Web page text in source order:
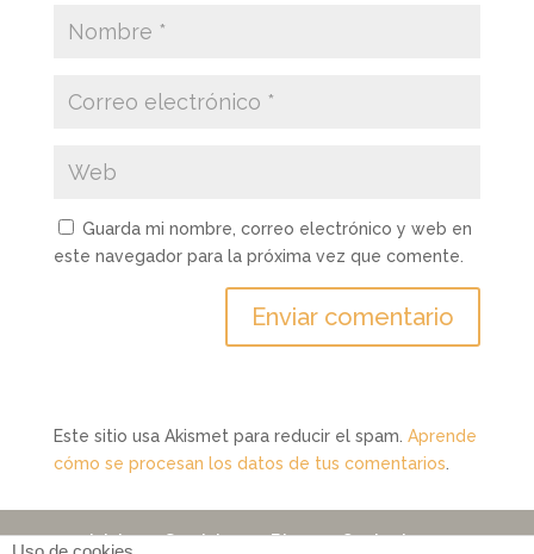
Guarda mi nombre, correo electrónico y web en
este navegador para la próxima vez que comente.
Este sitio usa Akismet para reducir el spam. Aprende
cómo se procesan los datos de tus comentarios.
Inicio Servicios Blog Contacto